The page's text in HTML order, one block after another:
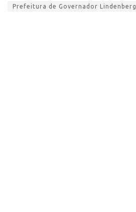
Prefeitura de Governador Lindenberg